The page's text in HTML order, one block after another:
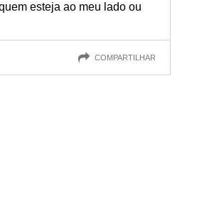
esteja ao meu lado ou
COMPARTILHAR